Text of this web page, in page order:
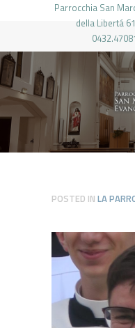
Parrocchia San
della Libertá
HOME
LA
IL PARROCO
LE ATTIVITÀ
PIERABECH
CONTATTI
LOGIN
POSTED IN LA